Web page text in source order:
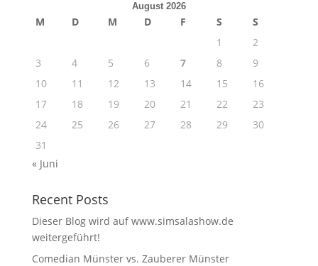
August 2026
M D M D F S
S
1
2
3
4 5 6 7 8
9
10
11 12 13 14 15
16
17
18 19 20 21 22
23
24
25 26 27 28 29
30
31
« Juni
Recent Posts
Dieser Blog wird auf www.simsalashow.de
weitergeführt!
Comedian Münster vs. Zauberer Münster